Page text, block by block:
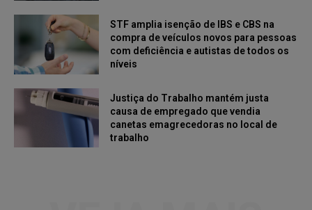
STF amplia isenção de IBS e CBS na
compra de veículos novos para pessoas
com deficiência e autistas de todos os
níveis
Justiça do Trabalho mantém justa
causa de empregado que vendia
canetas emagrecedoras no local de
trabalho